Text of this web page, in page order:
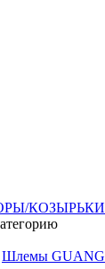
КОЗЫРЬКИ
Шлемы GUANG